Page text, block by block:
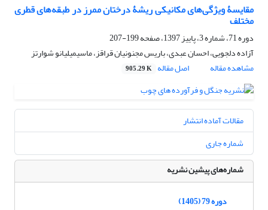
مقایسۀ ویژگی‌های مکانیکی ریشۀ درختان ممرز در طبقه‌های قطری
مختلف
دوره 71، شماره 3، پاییز 1397، صفحه
199-207
آزاده دلجویی، احسان عبدی، باریس مجنونیان قراقز، ماسیمیلیانو شوارتز
مشاهده مقاله
اصل مقاله 905.29 K
مقالات آماده انتشار
شماره جاری
شماره‌های پیشین نشریه
دوره 79 (1405)